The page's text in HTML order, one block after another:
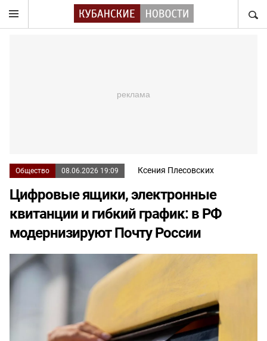
Общество 08.06.2026 19:09 Ксения Плесовских
Цифровые ящики, электронные
квитанции и гибкий график: в РФ
модернизируют Почту России